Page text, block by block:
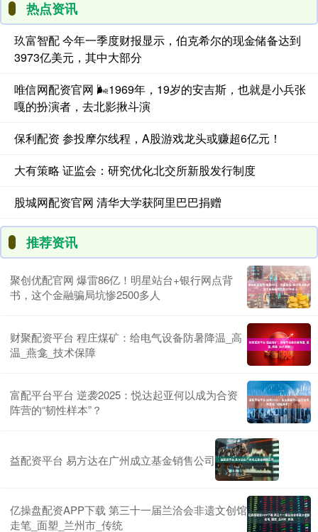
热点资讯
玖富智配 今年一季度财报显示，伯克希尔的现金储备达到
3973亿美元，其中大部分
唯信网配资官网 🌬1969年，19岁的安吉斯，也就是小兵张
嘎的扮演者，去北影揪斗演
保利配资 参投摩尔线程，A股游戏龙头或赚超6亿元！
大有策略 证监会：研究优化北交所新股发行制度
股城网配资官网 清华大学获阿里巴巴捐赠
推荐资讯
聚创优配官网 爆雷86亿！明星站台+银行网点背
书，这个金融骗局坑惨2500多人
财聚配资平台 程庄煤矿：给电气设备防暑降温_高
温_燕龛_技术保障
富配平台平台 逆袭2025：悦达起亚何以成为合资
阵营的“韧性样本”？
益配资平台 易方达在广州成立基金销售公司
亿操盘配资APP下载 第三十一届兰洽会非遗文创馆
走笔_面塑_兰州市_传统